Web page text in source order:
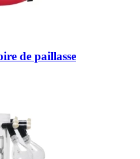
de paillasse